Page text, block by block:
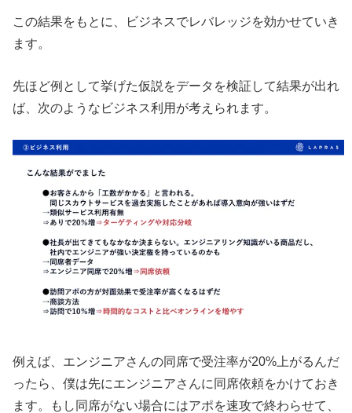
この結果をもとに、ビジネスでレバレッジを効かせていき
ます。
先ほど例として挙げた仮説をデータを検証して結果が出れ
ば、次のようなビジネス利用が考えられます。
例えば、エンジニアさんの同席で受注率が20%上がるんだ
ったら、僕は先にエンジニアさんに同席依頼をかけておき
ます。もし同席がない場合にはアポを速攻で終わらせて、